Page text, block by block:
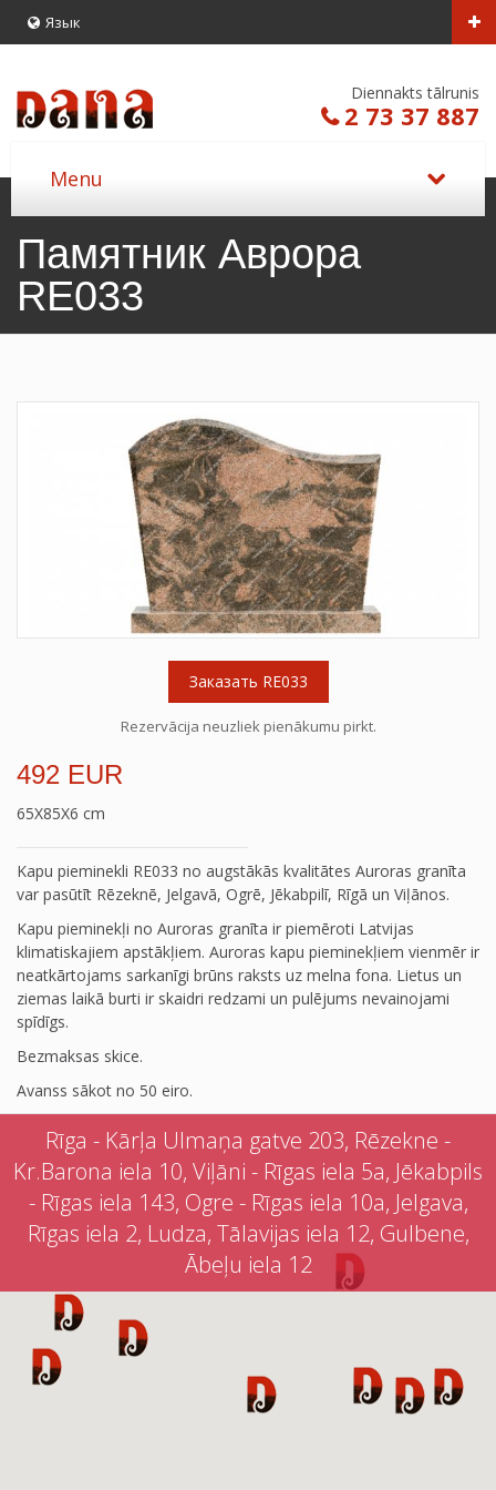
Язык
Diennakts tālrunis
2 73 37 887
Памятник Аврора
RE033
Заказать RE033
Rezervācija neuzliek pienākumu pirkt.
492 EUR
65X85X6 cm
Kapu pieminekli RE033 no augstākās kvalitātes Auroras granīta
var pasūtīt Rēzeknē, Jelgavā, Ogrē, Jēkabpilī, Rīgā un Viļānos.
Kapu pieminekļi no Auroras granīta ir piemēroti Latvijas
klimatiskajiem apstākļiem. Auroras kapu pieminekļiem vienmēr ir
neatkārtojams sarkanīgi brūns raksts uz melna fona. Lietus un
ziemas laikā burti ir skaidri redzami un pulējums nevainojami
spīdīgs.
Bezmaksas skice.
Avanss sākot no 50 eiro.
Rīga - Kārļa Ulmaņa gatve 203, Rēzekne -
Kr.Barona iela 10, Viļāni - Rīgas iela 5a, Jēkabpils
- Rīgas iela 143, Ogre - Rīgas iela 10a, Jelgava,
Rīgas iela 2, Ludza, Tālavijas iela 12, Gulbene,
Ābeļu iela 12